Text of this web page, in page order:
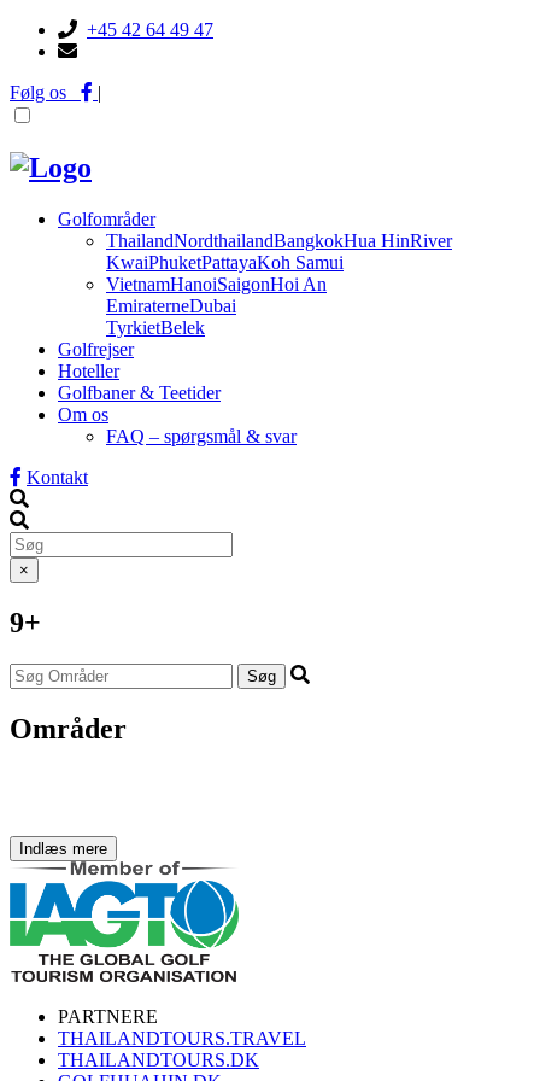
+45 42 64 49 47
Følg os |
Golfområder
ThailandNordthailandBangkokHua HinRiver
KwaiPhuketPattayaKoh Samui
VietnamHanoiSaigonHoi An
EmiraterneDubai
TyrkietBelek
Golfrejser
Hoteller
Golfbaner & Teetider
Om os
FAQ – spørgsmål & svar
Kontakt
×
9+
Søg
Områder
Indlæs mere
PARTNERE
THAILANDTOURS.TRAVEL
THAILANDTOURS.DK